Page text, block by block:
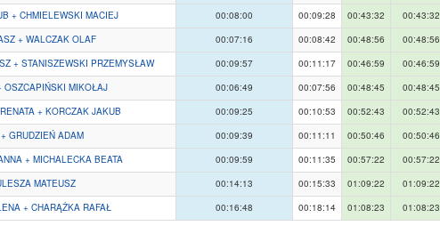
+ CHMIELEWSKI MACIEJ 00:08:00 00:09:28 00:43:32 00:43:32
+ WALCZAK OLAF 00:07:16 00:08:42 00:48:56 00:48:56
+ STANISZEWSKI PRZEMYSŁAW 00:09:57 00:11:17 00:46:59 00:46:59
OSZCAPIŃSKI MIKOŁAJ 00:06:49 00:07:56 00:48:45 00:48:45
+ KORCZAK JAKUB 00:09:25 00:10:53 00:52:43 00:52:43
GRUDZIEŃ ADAM 00:09:39 00:11:11 00:50:46 00:50:46
+ MICHALECKA BEATA 00:09:59 00:11:35 00:57:22 00:57:22
MATEUSZ 00:14:13 00:15:33 01:09:22 01:09:22
+ CHARĄŻKA RAFAŁ 00:16:48 00:18:14 01:08:23 01:08:23